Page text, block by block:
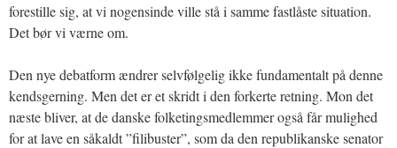
forestille sig, at vi nogensinde ville stå i samme fastlåste situation.
Det bør vi værne om.
Den nye debatform ændrer selvfølgelig ikke fundamentalt på denne
kendsgerning. Men det er et skridt i den forkerte retning. Mon det
næste bliver, at de danske folketingsmedlemmer også får mulighed
for at lave en såkaldt ”filibuster”, som da den republikanske senator